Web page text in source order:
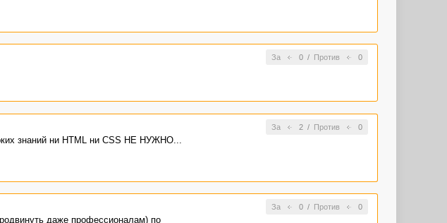
За 0/ Против 0
За 2/ Против 0
знаний ни HTML ни CSS НЕ НУЖНО...
За 0/ Против 0
даже профессионалам) по